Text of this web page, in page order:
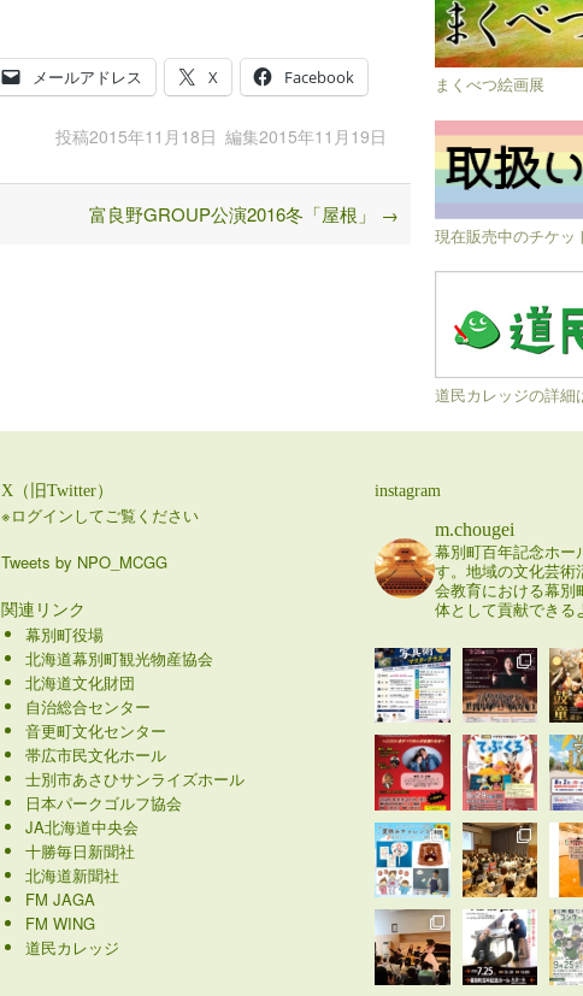
メールアドレス X Facebook
投稿2015年11月18日 編集2015年11月19日
富良野GROUP公演2016冬「屋根」 →
まくべつ絵画展
現在販売中のチケッ
道民カレッジの詳細
X（旧Twitter）
※ログインしてご覧ください
Tweets by NPO_MCGG
関連リンク
幕別町役場
北海道幕別町観光物産協会
北海道文化財団
自治総合センター
音更町文化センター
帯広市民文化ホール
士別市あさひサンライズホール
日本パークゴルフ協会
JA北海道中央会
十勝毎日新聞社
北海道新聞社
FM JAGA
FM WING
道民カレッジ
instagram
m.chougei
幕別町百年記念ホー
す。地域の文化芸術
会教育における幕別
体として貢献できる